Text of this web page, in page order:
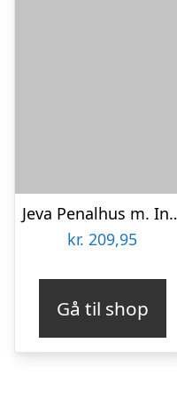
Jeva Penalhus m.
kr. 209,95
Gå til shop